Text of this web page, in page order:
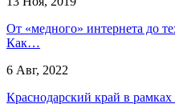
От «медного» интернета до
Как…
6 Авг, 2022
Краснодарский край в